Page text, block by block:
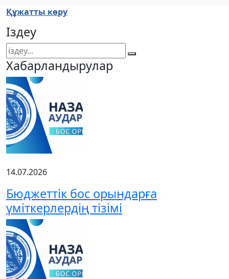
Құжатты көру
Іздеу
Хабарландырулар
14.07.2026
Бюджеттік бос орындарға
үміткерлердің тізімі